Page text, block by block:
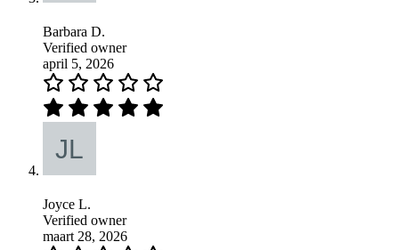
Barbara D.
Verified owner
april 5, 2026
Joyce L.
Verified owner
maart 28, 2026